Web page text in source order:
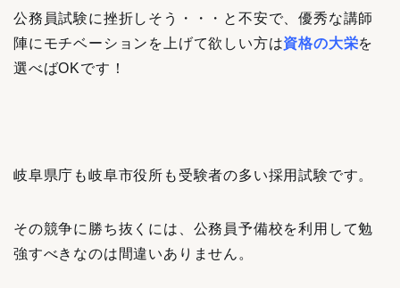
公務員試験に挫折しそう・・・と不安で、優秀な講師
陣にモチベーションを上げて欲しい方は資格の大栄を
選べばOKです！
岐阜県庁も岐阜市役所も受験者の多い採用試験です。
その競争に勝ち抜くには、公務員予備校を利用して勉
強すべきなのは間違いありません。